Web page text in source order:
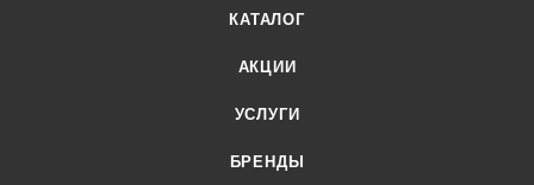
КАТАЛОГ
АКЦИИ
УСЛУГИ
БРЕНДЫ